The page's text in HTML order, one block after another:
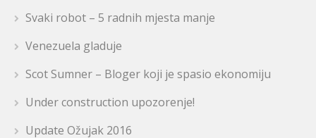
Svaki robot – 5 radnih mjesta manje
Venezuela gladuje
Scot Sumner – Bloger koji je spasio ekonomiju
Under construction upozorenje!
Update Ožujak 2016